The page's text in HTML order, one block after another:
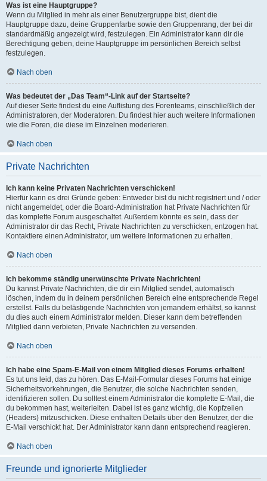
Was ist eine Hauptgruppe?
Wenn du Mitglied in mehr als einer Benutzergruppe bist, dient die
Hauptgruppe dazu, deine Gruppenfarbe sowie den Gruppenrang, der bei dir
standardmäßig angezeigt wird, festzulegen. Ein Administrator kann dir die
Berechtigung geben, deine Hauptgruppe im persönlichen Bereich selbst
festzulegen.
Nach oben
Was bedeutet der „Das Team“-Link auf der Startseite?
Auf dieser Seite findest du eine Auflistung des Forenteams, einschließlich der
Administratoren, der Moderatoren. Du findest hier auch weitere Informationen
wie die Foren, die diese im Einzelnen moderieren.
Nach oben
Private Nachrichten
Ich kann keine Privaten Nachrichten verschicken!
Hierfür kann es drei Gründe geben: Entweder bist du nicht registriert und / oder
nicht angemeldet, oder die Board-Administration hat Private Nachrichten für
das komplette Forum ausgeschaltet. Außerdem könnte es sein, dass der
Administrator dir das Recht, Private Nachrichten zu verschicken, entzogen hat.
Kontaktiere einen Administrator, um weitere Informationen zu erhalten.
Nach oben
Ich bekomme ständig unerwünschte Private Nachrichten!
Du kannst Private Nachrichten, die dir ein Mitglied sendet, automatisch
löschen, indem du in deinem persönlichen Bereich eine entsprechende Regel
erstellst. Falls du belästigende Nachrichten von jemandem erhältst, so kannst
du dies auch einem Administrator melden. Dieser kann dem betreffenden
Mitglied dann verbieten, Private Nachrichten zu versenden.
Nach oben
Ich habe eine Spam-E-Mail von einem Mitglied dieses Forums erhalten!
Es tut uns leid, das zu hören. Das E-Mail-Formular dieses Forums hat einige
Sicherheitsvorkehrungen, die Benutzer, die solche Nachrichten senden,
identifizieren sollen. Du solltest einem Administrator die komplette E-Mail, die
du bekommen hast, weiterleiten. Dabei ist es ganz wichtig, die Kopfzeilen
(Headers) mitzuschicken. Diese enthalten Details über den Benutzer, der die
E-Mail verschickt hat. Der Administrator kann dann entsprechend reagieren.
Nach oben
Freunde und ignorierte Mitglieder